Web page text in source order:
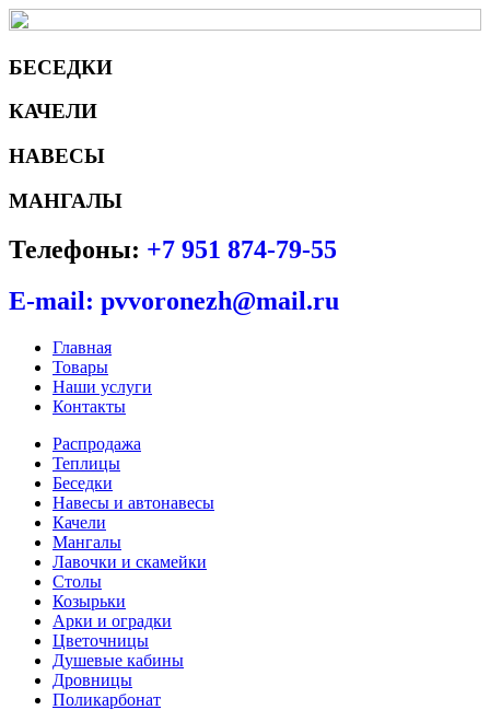
БЕСЕДКИ
КАЧЕЛИ
НАВЕСЫ
МАНГАЛЫ
Телефоны: +7 951 874-79-55
E-mail: pvvoronezh@mail.ru
Главная
Товары
Наши услуги
Контакты
Распродажа
Теплицы
Беседки
Навесы и автонавесы
Качели
Мангалы
Лавочки и скамейки
Столы
Козырьки
Арки и оградки
Цветочницы
Душевые кабины
Дровницы
Поликарбонат